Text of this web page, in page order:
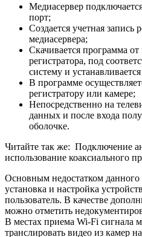
Медиасервер
порт;
Создается учетная запись
медиасервера;
Скачивается программа
регистратора, под
систему и
В программе
регистратору или камере;
Непосредственно на
данных и после входа
оболочке.
Читайте так же: Подключение
использование коаксиального
Основным недостатком данного
установка и настройка
пользователь. В качестве
можно отметить
В местах приема Wi-Fi сигнала
транслировать видео из камер